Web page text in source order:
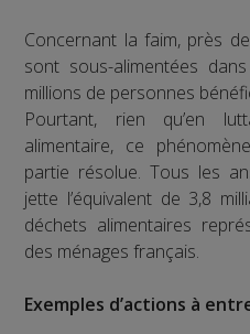
Concernant la faim, près
sont sous-alimentées
millions de personnes
Pourtant, rien qu’en
alimentaire, ce
partie résolue. Tous les
jette l’équivalent de 3,8
déchets alimentaires
des ménages français.
Exemples d’actions à